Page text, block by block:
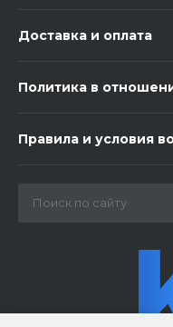
Доставка и оплата
Политика в
Правила и условия